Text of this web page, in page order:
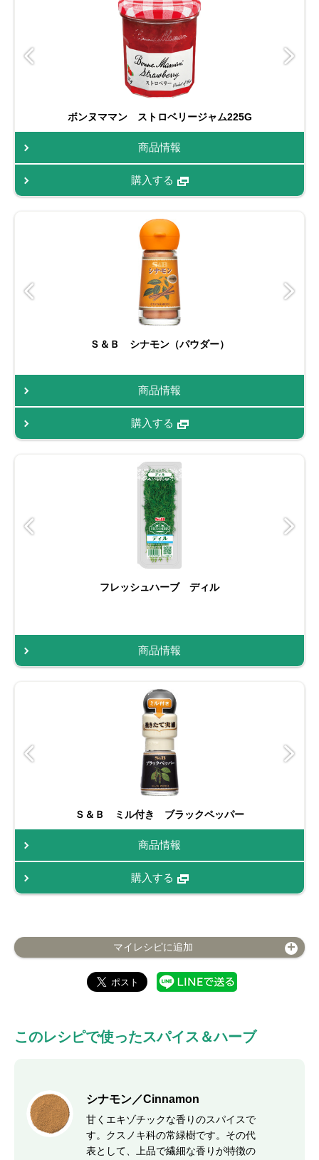
ボンヌママン ストロベリージャム225G
商品情報
購入する
Ｓ＆Ｂ シナモン（パウダー）
商品情報
購入する
フレッシュハーブ ディル
商品情報
Ｓ＆Ｂ ミル付き ブラックペッパー
商品情報
購入する
マイレシピに追加
このレシピで使ったスパイス＆ハーブ
シナモン／Cinnamon
甘くエキゾチックな香りのスパイスで
す。クスノキ科の常緑樹です。その代
表として、上品で繊細な香りが特徴の